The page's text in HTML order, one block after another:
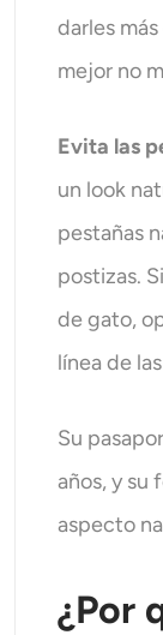
darles
mejor no
Evita las
un look
pestañas
postizas.
de gato,
línea de
Su
años, y su
aspecto
¿Por